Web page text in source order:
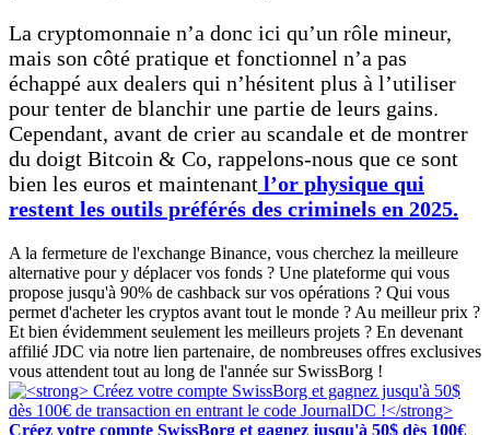
La cryptomonnaie n’a donc ici qu’un rôle mineur,
mais son côté pratique et fonctionnel n’a pas
échappé aux dealers qui n’hésitent plus à l’utiliser
pour tenter de blanchir une partie de leurs gains.
Cependant, avant de crier au scandale et de montrer
du doigt Bitcoin & Co, rappelons-nous que ce sont
bien les euros et maintenant l’or physique qui
restent les outils préférés des criminels en 2025.
A la fermeture de l'exchange Binance, vous cherchez la meilleure
alternative pour y déplacer vos fonds ? Une plateforme qui vous
propose jusqu'à 90% de cashback sur vos opérations ? Qui vous
permet d'acheter les cryptos avant tout le monde ? Au meilleur prix ?
Et bien évidemment seulement les meilleurs projets ? En devenant
affilié JDC via notre lien partenaire, de nombreuses offres exclusives
vous attendent tout au long de l'année sur SwissBorg !
Créez votre compte SwissBorg et gagnez jusqu'à 50$ dès 100€